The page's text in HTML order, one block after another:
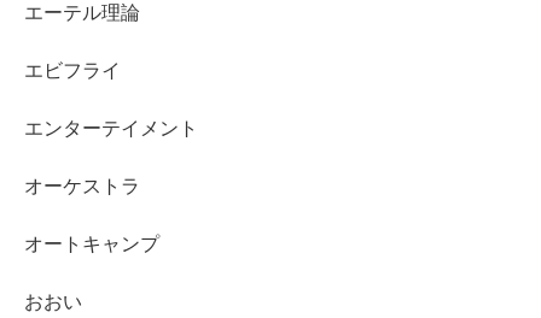
エーテル理論
エビフライ
エンターテイメント
オーケストラ
オートキャンプ
おおい